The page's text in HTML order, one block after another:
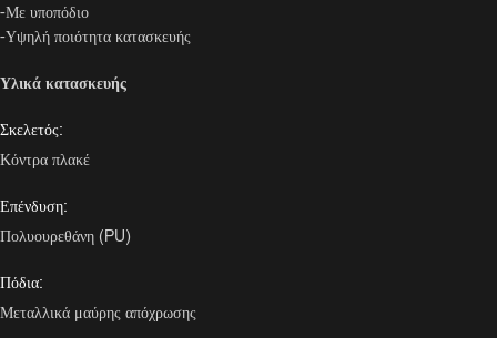
-Με υποπόδιο
-Υψηλή ποιότητα κατασκευής
Υλικά κατασκευής
Σκελετός:
Κόντρα πλακέ
Επένδυση:
Πολυουρεθάνη (PU)
Πόδια:
Μεταλλικά μαύρης απόχρωσης